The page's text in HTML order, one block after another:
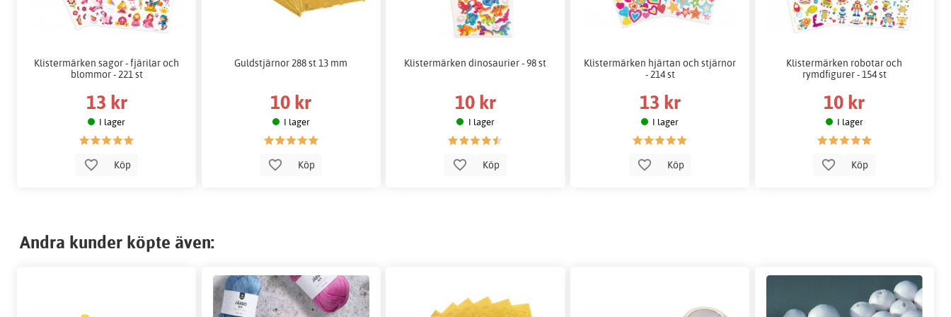
Klistermärken sagor - fjärilar och
blommor - 221 st
13 kr
I lager
Köp
Guldstjärnor 288 st 13 mm
10 kr
I lager
Köp
Klistermärken dinosaurier - 98 st
10 kr
I lager
Köp
Klistermärken hjärtan och stjärnor
- 214 st
13 kr
I lager
Köp
Klistermärken robotar och
rymdfigurer - 154 st
10 kr
I lager
Köp
Andra kunder köpte även: